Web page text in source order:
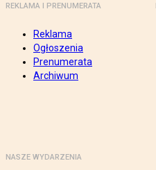
REKLAMA I PRENUMERATA
Reklama
Ogłoszenia
Prenumerata
Archiwum
NASZE WYDARZENIA